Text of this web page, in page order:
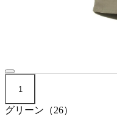
1
グリーン（26）